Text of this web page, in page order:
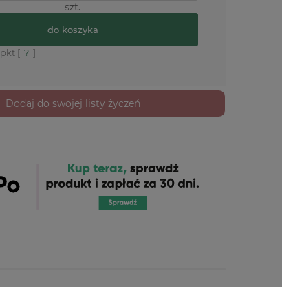
szt.
do koszyka
pkt [ ? ]
Dodaj do swojej listy życzeń